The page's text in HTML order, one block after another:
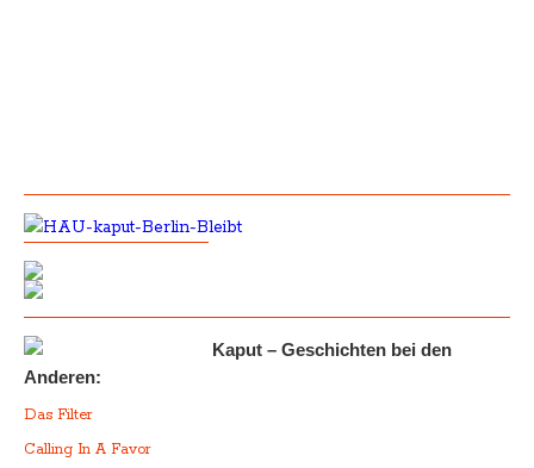
Kaput – Geschichten bei den
Anderen:
Das Filter
Calling In A Favor